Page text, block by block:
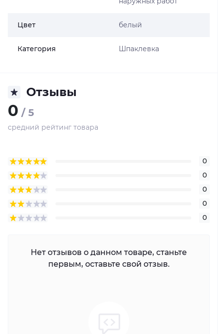
Цвет белый
Категория Шпаклевка
Отзывы
0 / 5
средний рейтинг товара
0
0
0
0
0
Нет отзывов о данном товаре, станьте
первым, оставьте свой отзыв.